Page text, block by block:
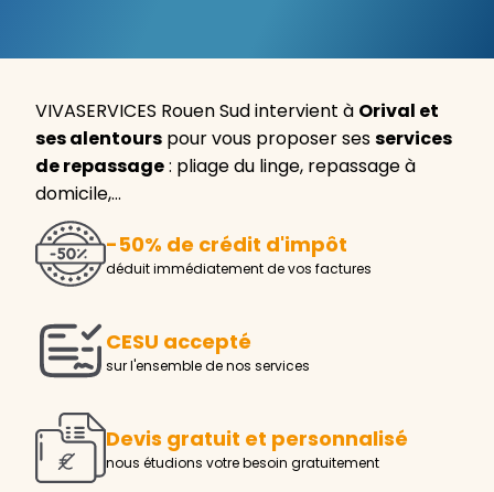
VIVASERVICES Rouen Sud intervient à Orival et
ses alentours pour vous proposer sesservices
de repassage: pliage du linge, repassage à
domicile,…
-50% de crédit d'impôt
déduit immédiatement de vos factures
CESU accepté
sur l'ensemble de nos services
Devis gratuit et personnalisé
nous étudions votre besoin gratuitement